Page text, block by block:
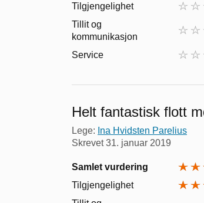
Tilgjengelighet
Tillit og
kommunikasjon
Service
Helt fantastisk flott
Lege: Ina Hvidsten Parelius
Skrevet31. januar 2019
Samlet vurdering
Tilgjengelighet